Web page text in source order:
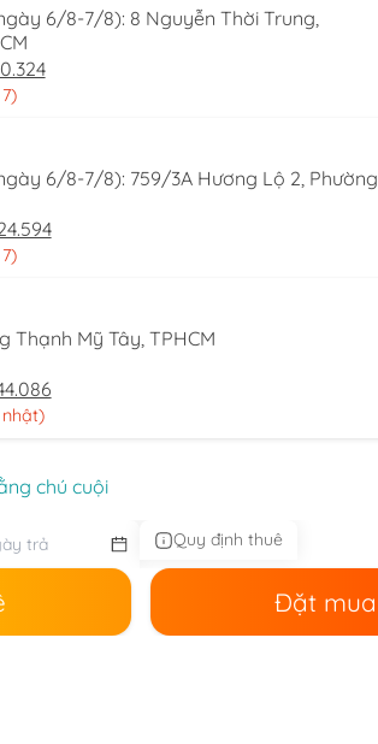
6/8-7/8): 8 Nguyễn Thời Trung,
6/8-7/8): 759/3A Hương Lộ 2, Phường
Thạnh Mỹ Tây, TPHCM
chú cuội
Quy định thuê
Đặt mua